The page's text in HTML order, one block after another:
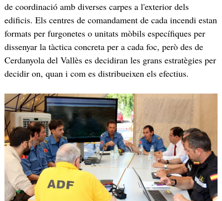
de coordinació amb diverses carpes a l'exterior dels
edificis. Els centres de comandament de cada incendi estan
formats per furgonetes o unitats mòbils específiques per
dissenyar la tàctica concreta per a cada foc, però des de
Cerdanyola del Vallès es decidiran les grans estratègies per
decidir on, quan i com es distribueixen els efectius.